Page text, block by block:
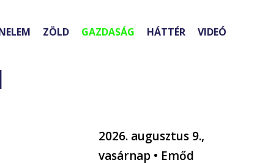
ZÖLD GAZDASÁG HÁTTÉR VIDEÓ
2026. augusztus 9.,
vasárnap • Emőd